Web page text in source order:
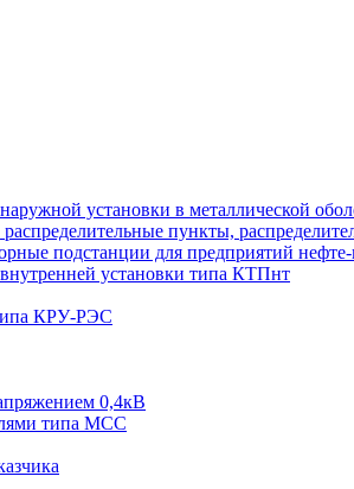
установки в металлической
пункты,
подстанции для предприятий нефте-
установки типа КТПнт
КРУ-РЭС
0,4кВ
типа МСС